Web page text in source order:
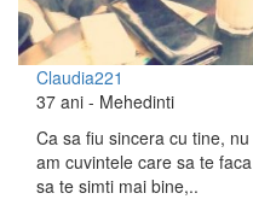
Claudia221
37 ani - Mehedinti
Ca sa fiu sincera cu tine, nu
am cuvintele care sa te faca
sa te simti mai bine,..